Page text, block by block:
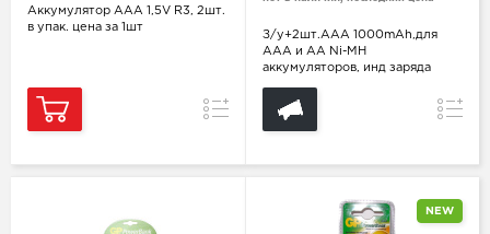
Аккумулятор ААA 1,5V R3, 2шт.
в упак. цена за 1шт
Сравнение
З/у+2шт.ААА 1000mAh,для
ААА и АА Ni-MH
аккумуляторов, инд заряда
NEW